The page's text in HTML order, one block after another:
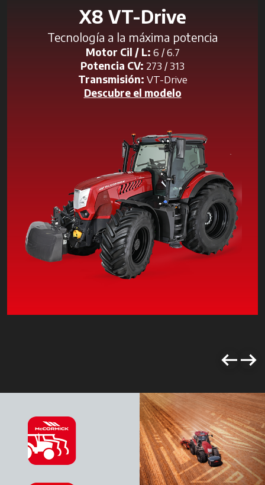
X8 VT-Drive
Tecnología a la máxima potencia
Motor Cil / L: 6 / 6.7
Potencia CV: 273 / 313
Transmisión: VT-Drive
Descubre el modelo